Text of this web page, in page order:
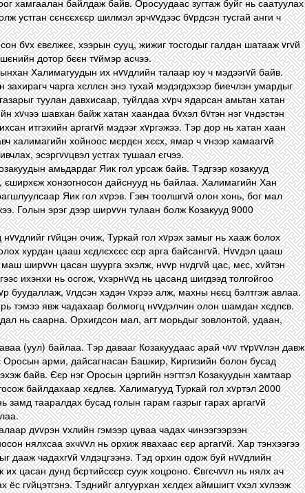
хамгаалан байлдаж байв. Оросуудаас зугтаж буйг нь саатуулах
устган сєнєєхєєр шилмэл эрчvvдээс бvрдсэн тусгай анги ч
бvх євєлжєє, хээрын сууц, жижиг тосгодыг галдан шатааж vгvй
дотор бєєн тvймэр асчээ.
Халимагуудын их нvvдлийн талаар юу ч мэдээгvй байв.
чарга хєллєн энэ тухай мэдэгдэхээр биечлэн умардыг
туулан давхисаар, туйлдаа хvрч ядарсан амьтан хатан
хvчээ шавхан байж хатан хаандаа бvхэл бvтэн нэг vндэстэн
итгэхийн аргагvй мэдээг хvргэжээ. Тэр дор нь хатан хаан
халимагийн хойноос мєрдєн хєєх, ямар ч vнээр хамаагvй
эсэргvvцвэл устгах тушаал єгчээ.
амьдардаг Яик гол урсаж байв. Тэдгээр козакууд
єширхєж хонзогносон дайснууд нь байлаа. Халимагийн Хан
Яик гол хvрэв. Гэвч тоолшгvй олон хонь, бог мал
Голын эрэг дээр ширvvн тулаан болж Козакууд 9000
гvйцэн очиж, Туркай гол хvрэх замыг нь хааж болох
хурдан цааш хєдлєхєєс єєр арга байсангvй. Нvvдэл цааш
ширvvн цасан шуурга эхэлж, нvvр нvдгvй цас, мєс, хvйтэн
ихэнхи нь осгож, vхэрнvvд нь цасанд шигдээд толгойгоо
буудаллаж, vлдсэн хэдэн vхрээ алж, махны нєєц бэлтгэж авлаа.
тэмээ явж чадахаар болмогц нvvдэлчин олон шамдан хєдлєв.
нь саарна. Орхигдсон мал, агт морьдыг зовлонтой, удаан,
(уул) байлаа. Тэр давааг Козакуудаас арай чvv тvрvvлэн давж
арми, дайсагнасан Башкир, Киргизийн болон бусад
байв. Єєр нэг Оросын цэргийн нэгтгэл Козакуудын хамтаар
байлдахаар хєдлєв. Халимагууд Туркай гол хvртэл 2000
замд тааралдах бусад голын гарам газрыг гарах аргагvй
дvvрэн vхлийн гэмээр цуваа чадах чинээгээрээн
нялхсаа эхчvvл нь орхиж явахаас єєр аргагvй. Хар тэнхээгээ
дааж чадахгvй vлдэцгээнэ. Тэд орхин одож буй нvvдлийн
их цасан дунд бєртийсєєр сууж хоцроно. Євгєчvvл нь нялх ач
гvйцэтгэнэ. Тэднийг алгуурхан хєлдєх аймшигт vхэл хvлээж